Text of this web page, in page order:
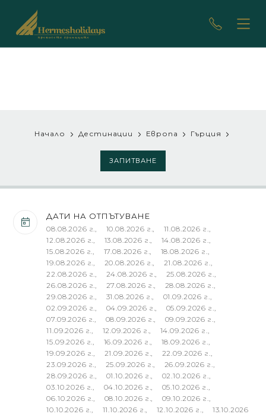
Начало Дестинации Европа Гърция
ЗАПИТВАНЕ
ДАТИ НА ОТПЪТУВАНЕ
08.08.2026 г., 10.08.2026 г., 11.08.2026 г., 12.08.2026 г., 13.08.2026 г., 14.08.2026 г., 15.08.2026 г., 17.08.2026 г., 18.08.2026 г., 19.08.2026 г., 20.08.2026 г., 21.08.2026 г., 22.08.2026 г., 24.08.2026 г., 25.08.2026 г., 26.08.2026 г., 27.08.2026 г., 28.08.2026 г., 29.08.2026 г., 31.08.2026 г., 01.09.2026 г., 02.09.2026 г., 04.09.2026 г., 05.09.2026 г., 07.09.2026 г., 08.09.2026 г., 09.09.2026 г., 11.09.2026 г., 12.09.2026 г., 14.09.2026 г., 15.09.2026 г., 16.09.2026 г., 18.09.2026 г., 19.09.2026 г., 21.09.2026 г., 22.09.2026 г., 23.09.2026 г., 25.09.2026 г., 26.09.2026 г., 28.09.2026 г., 01.10.2026 г., 02.10.2026 г., 03.10.2026 г., 04.10.2026 г., 05.10.2026 г., 06.10.2026 г., 08.10.2026 г., 09.10.2026 г., 10.10.2026 г., 11.10.2026 г., 12.10.2026 г., 13.10.2026 г., 15.10.2026 г., 16.10.2026 г., 17.10.2026 г., 19.10.2026 г., 20.10.2026 г., 23.10.2026 г., 24.10.2026 г., 31.10.2026 г., 06.11.2026 г., 07.11.2026 г., 14.11.2026 г., 20.11.2026 г., 21.11.2026 г., 28.11.2026 г., 05.12.2026 г., 09.12.2026 г., 12.12.2026 г.,